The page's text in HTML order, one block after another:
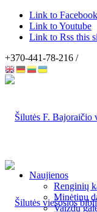
Link to Facebook
Link to Youtube
Link to Rss this
+370-441-78-216 /
Naujienos
Renginių
Minėtinų
Vaizdų